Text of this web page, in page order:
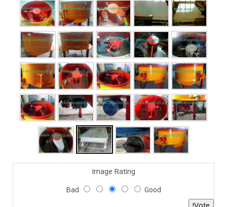
Image Rating
Bad
Good